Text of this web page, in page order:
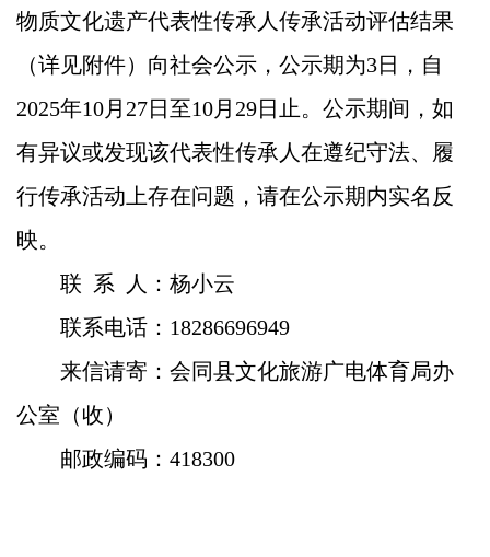
物质文化遗产代表性传承人传承活动评估结果
（详见附件）向社会公示，公示期为3日，自
2025年10月27日至10月 29日 止。 公示期间，如
有异议或发现该代表性传承人在遵纪守法、履
行传承活动上存在问题，请在公示期内实名反
映。
联 系
人：杨小云
联系电话： 18286696949
来信请寄：会同县文化旅游广电体育局办
公室（收）
邮政编码： 418300